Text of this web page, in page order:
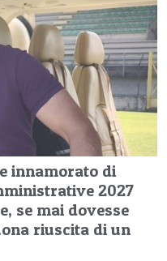
innamorato di
2027
se mai dovesse
riuscita di un